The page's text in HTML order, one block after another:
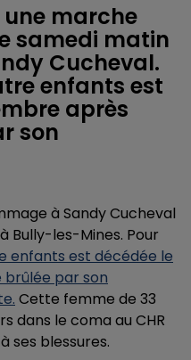
marche
samedi matin
Cucheval.
enfants est
après
son
à Sandy Cucheval
Bully-les-Mines. Pour
enfants est décédée le
brûlée par son
Cette femme de 33
dans le coma au CHR
ses blessures.